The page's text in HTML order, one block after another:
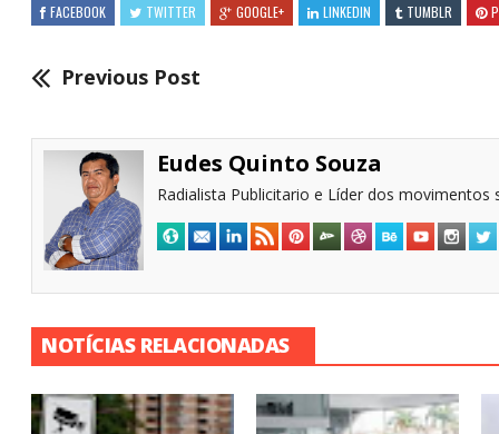
FACEBOOK TWITTER GOOGLE+ LINKEDIN TUMBLR
Previous Post
Eudes Quinto Souza
Radialista Publicitario e Líder dos movimentos
NOTÍCIAS RELACIONADAS